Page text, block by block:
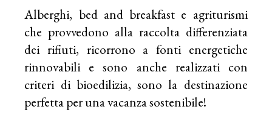
Alberghi, bed and breakfast e agriturismi
che provvedono alla raccolta differenziata
dei rifiuti, ricorrono a fonti energetiche
rinnovabili e sono anche realizzati con
criteri di bioedilizia, sono la destinazione
perfetta per una vacanza sostenibile!